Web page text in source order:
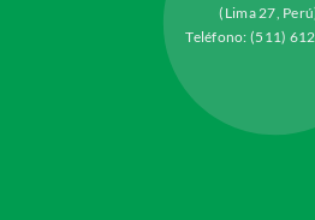
(Lima 27,
Teléfono: (511)